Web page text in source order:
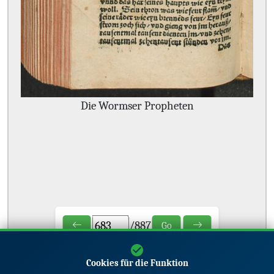
Die Wormser Propheten
/887 Go
Cookies für die Funktion